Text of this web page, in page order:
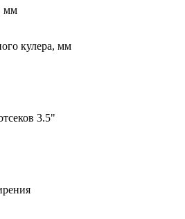
мм
кулера, мм
3.5"